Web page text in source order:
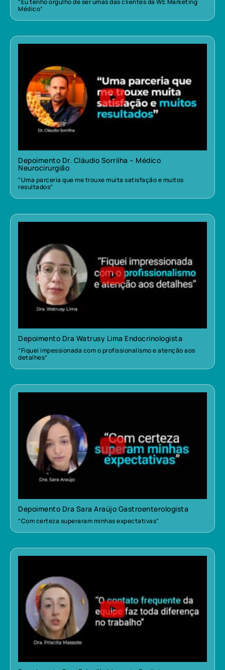
“Eu tenho orgulho de ser umas das clientes da WE Marketing
Médico”
Depoimento Dr. Cláudio Sorrilha – Médico
Neurocirurgião
“Uma parceria que me trouxe muita satisfação e muitos
resultados”
Depoimento Dra Watrusy Lima Endocrinologista
“Fiquei impessionada com o profissionalismo e atenção aos
detalhes”
Depoimento Dra Sara Araújo Gastroenterologista
“Com certeza superaram minhas expectativas”